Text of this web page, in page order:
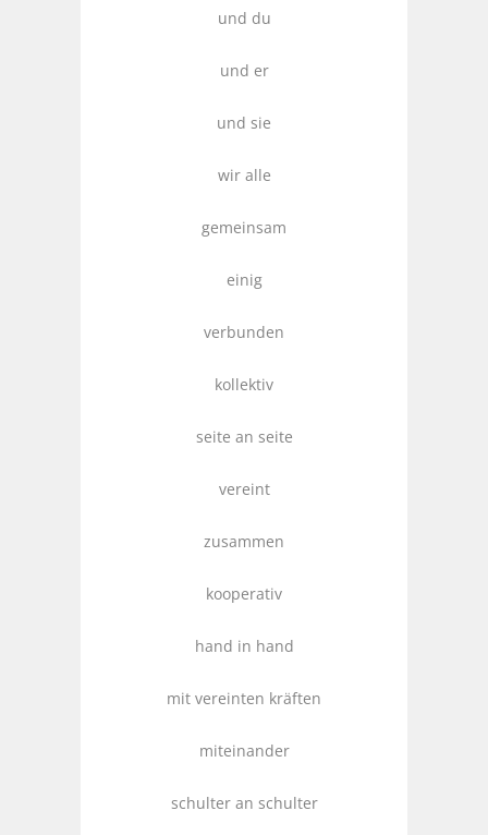
und du
und er
und sie
wir alle
gemeinsam
einig
verbunden
kollektiv
seite an seite
vereint
zusammen
kooperativ
hand in hand
mit vereinten kräften
miteinander
schulter an schulter